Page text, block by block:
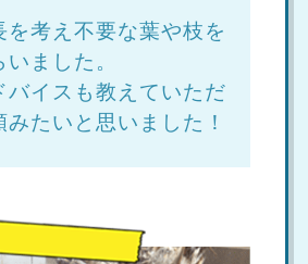
を考え不要な葉や枝を
ました。
バイスも教えていただ
みたいと思いました！